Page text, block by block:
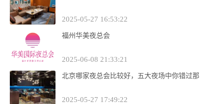
2025-05-27 16:53:22
福州华美夜总会
2025-06-08 21:33:21
北京哪家夜总会比较好，五大夜场中你错过那
2025-05-27 17:49:22